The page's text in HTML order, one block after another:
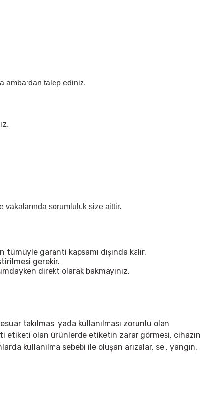
ambardan talep ediniz.
vakalarında sorumluluk size aittir.
garanti kapsamı dışında kalır.
gerekir.
direkt olarak bakmayınız.
takılması yada kullanılması zorunlu olan
etiketi olan ürünlerde etiketin zarar görmesi, cihazın
kullanılma sebebi ile oluşan arızalar, sel, yangın,